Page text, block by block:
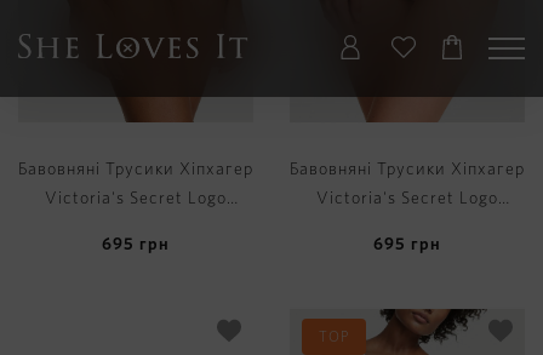
Бавовняні Трусики Хіпхагер
Victoria's Secret Logo
695 грн
Бавовняні Трусики Хіпхагер
Victoria's Secret Logo
695 грн
TOP